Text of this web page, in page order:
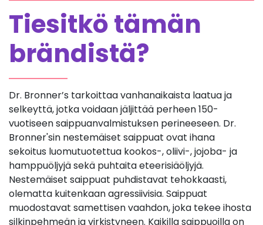
Tiesitkö tämän
brändistä?
Dr. Bronner’s tarkoittaa vanhanaikaista laatua ja
selkeyttä, jotka voidaan jäljittää perheen 150-
vuotiseen saippuanvalmistuksen perineeseen. Dr.
Bronner'sin nestemäiset saippuat ovat ihana
sekoitus luomutuotettua kookos-, oliivi-, jojoba- ja
hamppuöljyjä sekä puhtaita eteerisiäöljyjä.
Nestemäiset saippuat puhdistavat tehokkaasti,
olematta kuitenkaan agressiivisia. Saippuat
muodostavat samettisen vaahdon, joka tekee ihosta
silkinpehmeän ja virkistyneen. Kaikilla saippuoilla on